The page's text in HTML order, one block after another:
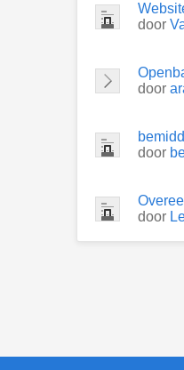
door
door
door
door